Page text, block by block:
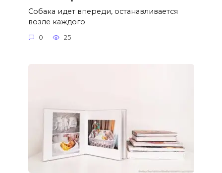
Собака идет впереди, останавливается
возле каждого
0 25